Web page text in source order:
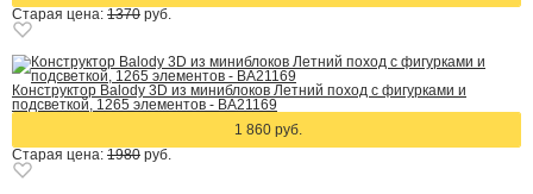
Старая цена: 1370 руб.
Конструктор Balody 3D из миниблоков Летний поход с фигурками и
подсветкой, 1265 элементов - BA21169
1 860 руб.
Старая цена: 1980 руб.